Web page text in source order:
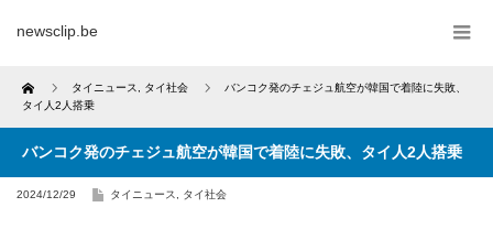
newsclip.be
Home タイニュース タイ社会
バンコク発のチェジュ航空が韓国で着陸に失敗、
タイ人2人搭乗
バンコク発のチェジュ航空が韓国で着陸に失敗、タイ人2人搭乗
2024/12/29 タイニュース タイ社会